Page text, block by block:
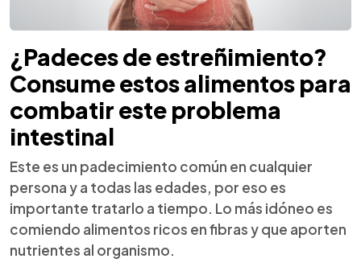
¿Padeces de estreñimiento?
Consume estos alimentos para
combatir este problema
intestinal
Este es un padecimiento común en cualquier
persona y a todas las edades, por eso es
importante tratarlo a tiempo. Lo más idóneo es
comiendo alimentos ricos en fibras y que aporten
nutrientes al organismo.